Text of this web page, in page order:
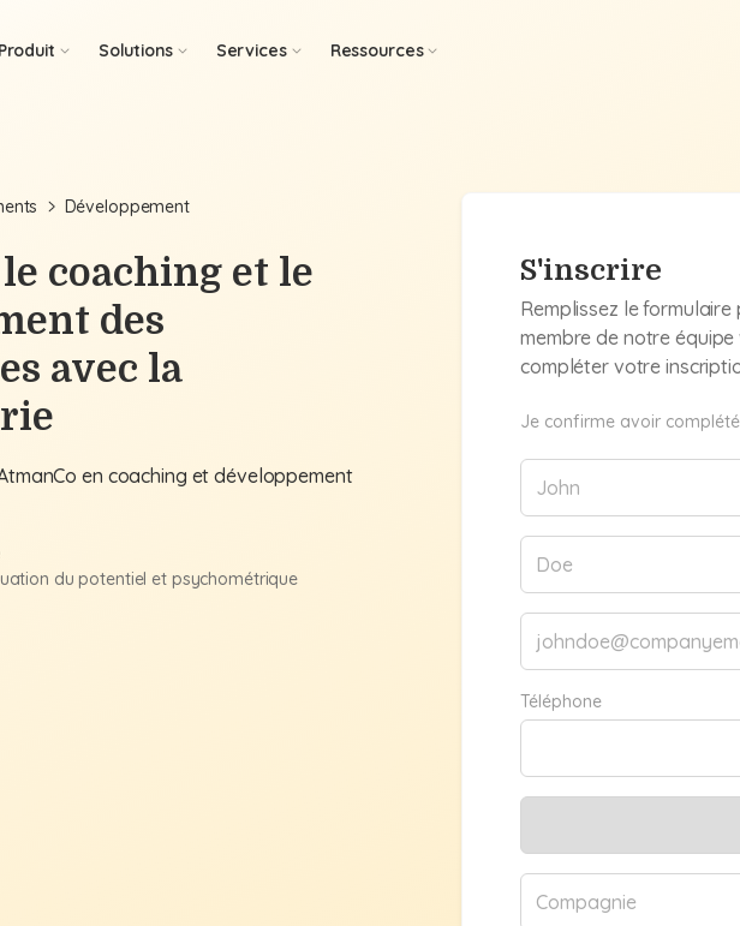
Produit Solutions Services Ressources
Développement
coaching et le
des
avec la
en coaching et développement
du potentiel et psychométrique
S'inscrire
Remplissez le
membre de notre
compléter votre
Je confirme avoir
Téléphone